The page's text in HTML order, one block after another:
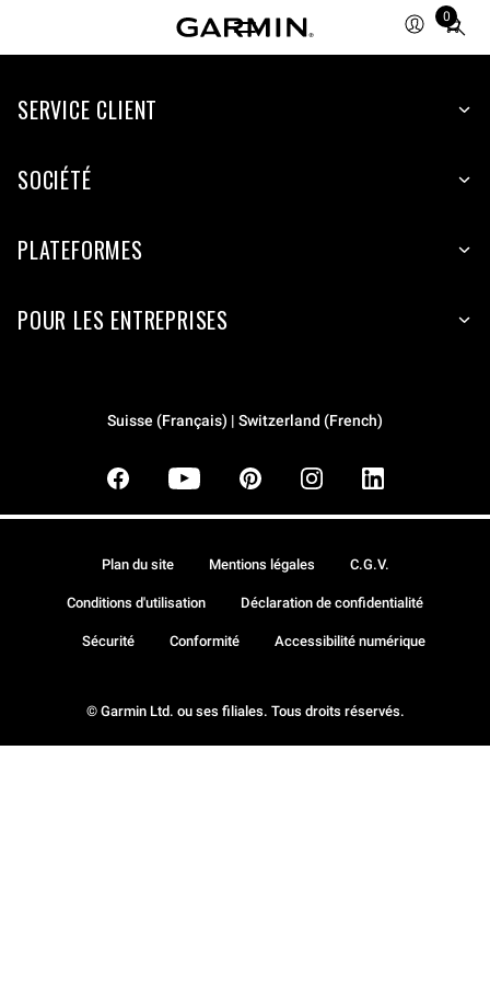
0
Total
items
cart:
SERVICE CLIENT
SOCIÉTÉ
PLATEFORMES
POUR LES ENTREPRISES
Suisse (Français) | Switzerland (French)
© Garmin Ltd. ou ses filiales. Tous droits réservés.
Plan du site Mentions légales C.G.V.
Conditions d'utilisation Déclaration de confidentialité
Sécurité Conformité Accessibilité numérique